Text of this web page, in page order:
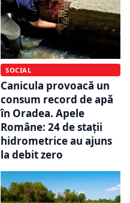
SOCIAL
Canicula provoacă un
consum record de apă
în Oradea. Apele
Române: 24 de stații
hidrometrice au ajuns
la debit zero